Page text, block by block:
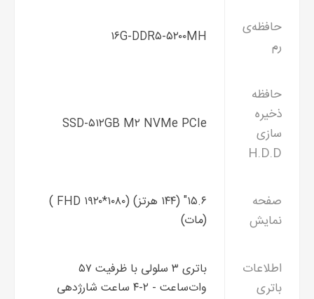
حافظه‌ی
رم
۱۶G-DDR۵-۵۲۰۰MH
حافظه
ذخیره
سازی
H.D.D
SSD-۵۱۲GB M۲ NVMe PCIe
صفحه
نمایش
۱۵.۶" (۱۴۴ هرتز) (۱۰۸۰*۱۹۲۰ FHD )
(مات)
اطلاعات
باتری
باتری ۳ سلولی با ظرفیت ۵۷
وات‌ساعت - ۲-۴ ساعت شارژدهی